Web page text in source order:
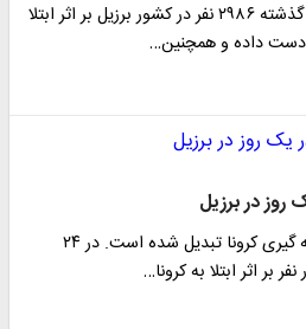
طبق آخرین آمار جهانی در شب گذشته ۲۹۸۶ نفر در کشور برزیل بر اثر ابتلا
دست داده و همچنین…
روز در برزیل
برزیل به مرکز جهانی بیماری همه گیری کرونا تبدیل شده است. در ۲۴
بر اثر ابتلا به کرونا…